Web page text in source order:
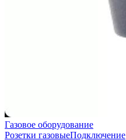
Газовое оборудование
Розетки газовыеПодключение